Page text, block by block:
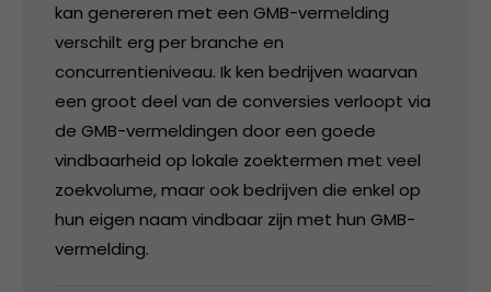
kan genereren met een GMB-vermelding
verschilt erg per branche en
concurrentieniveau. Ik ken bedrijven waarvan
een groot deel van de conversies verloopt via
de GMB-vermeldingen door een goede
vindbaarheid op lokale zoektermen met veel
zoekvolume, maar ook bedrijven die enkel op
hun eigen naam vindbaar zijn met hun GMB-
vermelding.